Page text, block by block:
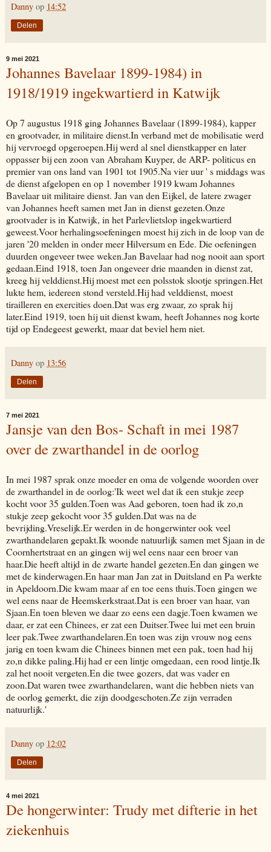
Danny op 14:52
Delen
9 mei 2021
Johannes Bavelaar 1899-1984) in
1918/1919 ingekwartierd in Katwijk
Op 7 augustus 1918 ging Johannes Bavelaar (1899-1984), kapper
en grootvader, in militaire dienst.In verband met de mobilisatie werd
hij vervroegd opgeroepen.Hij werd al snel dienstkapper en later
oppasser bij een zoon van Abraham Kuyper, de ARP- politicus en
premier van ons land van 1901 tot 1905.Na vier uur ' s middags was
de dienst afgelopen en op 1 november 1919 kwam Johannes
Bavelaar uit militaire dienst. Jan van den Eijkel, de latere zwager
van Johannes heeft samen met Jan in dienst gezeten.Onze
grootvader is in Katwijk, in het Parlevlietslop ingekwartierd
geweest.Voor herhalingsoefeningen moest hij zich in de loop van de
jaren '20 melden in onder meer Hilversum en Ede. Die oefeningen
duurden ongeveer twee weken.Jan Bavelaar had nog nooit aan sport
gedaan.Eind 1918, toen Jan ongeveer drie maanden in dienst zat,
kreeg hij velddienst.Hij moest met een polsstok slootje springen.Het
lukte hem, iedereen stond versteld.Hij had velddienst, moest
tirailleren en exercities doen.Dat was erg zwaar, zo sprak hij
later.Eind 1919, toen hij uit dienst kwam, heeft Johannes nog korte
tijd op Endegeest gewerkt, maar dat beviel hem niet.
Danny op 13:56
Delen
7 mei 2021
Jansje van den Bos- Schaft in mei 1987
over de zwarthandel in de oorlog
In mei 1987 sprak onze moeder en oma de volgende woorden over
de zwarthandel in de oorlog:'Ik weet wel dat ik een stukje zeep
kocht voor 35 gulden.Toen was Aad geboren, toen had ik zo,n
stukje zeep gekocht voor 35 gulden.Dat was na de
bevrijding.Vreselijk.Er werden in de hongerwinter ook veel
zwarthandelaren gepakt.Ik woonde natuurlijk samen met Sjaan in de
Coornhertstraat en an gingen wij wel eens naar een broer van
haar.Die heeft altijd in de zwarte handel gezeten.En dan gingen we
met de kinderwagen.En haar man Jan zat in Duitsland en Pa werkte
in Apeldoorn.Die kwam maar af en toe eens thuis.Toen gingen we
wel eens naar de Heemskerkstraat.Dat is een broer van haar, van
Sjaan.En toen bleven we daar zo eens een dagje.Toen kwamen we
daar, er zat een Chinees, er zat een Duitser.Twee lui met een bruin
leer pak.Twee zwarthandelaren.En toen was zijn vrouw nog eens
jarig en toen kwam die Chinees binnen met een pak, toen had hij
zo,n dikke paling.Hij had er een lintje omgedaan, een rood lintje.Ik
zal het nooit vergeten.En die twee gozers, dat was vader en
zoon.Dat waren twee zwarthandelaren, want die hebben niets van
de oorlog gemerkt, die zijn doodgeschoten.Ze zijn verraden
natuurlijk.'
Danny op 12:02
Delen
4 mei 2021
De hongerwinter: Trudy met difterie in het
ziekenhuis